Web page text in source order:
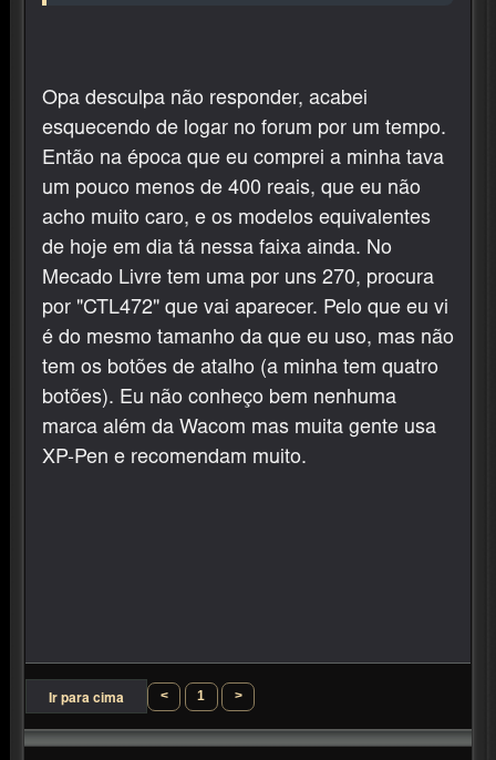
Opa desculpa não responder, acabei
esquecendo de logar no forum por um tempo.
Então na época que eu comprei a minha tava
um pouco menos de 400 reais, que eu não
acho muito caro, e os modelos equivalentes
de hoje em dia tá nessa faixa ainda. No
Mecado Livre tem uma por uns 270, procura
por "CTL472" que vai aparecer. Pelo que eu vi
é do mesmo tamanho da que eu uso, mas não
tem os botões de atalho (a minha tem quatro
botões). Eu não conheço bem nenhuma
marca além da Wacom mas muita gente usa
XP-Pen e recomendam muito.
Ir para cima < 1 >